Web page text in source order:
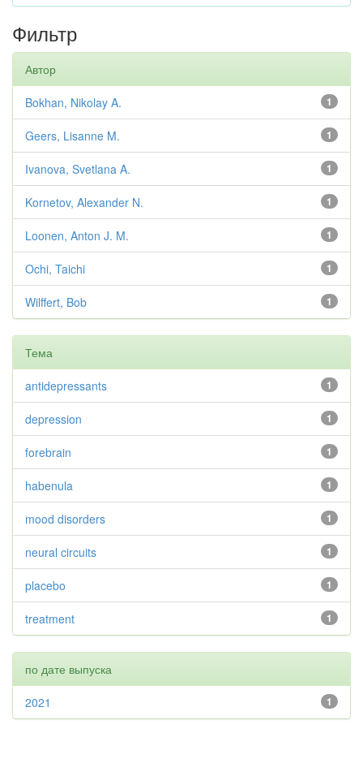
Фильтр
Автор
1
Bokhan, Nikolay A.
1
Geers, Lisanne M.
1
Ivanova, Svetlana A.
1
Kornetov, Alexander N.
1
Loonen, Anton J. M.
1
Ochi, Taichi
1
Wilffert, Bob
Тема
1
antidepressants
1
depression
1
forebrain
1
habenula
1
mood disorders
1
neural circuits
1
placebo
1
treatment
по дате выпуска
1
2021